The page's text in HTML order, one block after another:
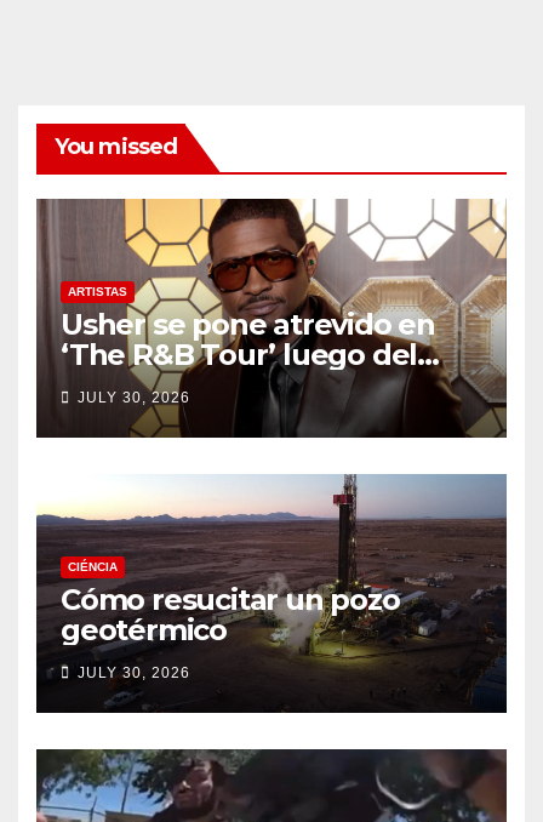
You missed
ARTISTAS
Usher se pone atrevido en
‘The R&B Tour’ luego del
drama de un fan
JULY 30, 2026
CIÉNCIA
Cómo resucitar un pozo
geotérmico
JULY 30, 2026